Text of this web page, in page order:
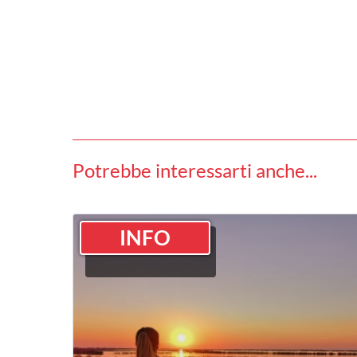
Potrebbe interessarti anche...
INFO